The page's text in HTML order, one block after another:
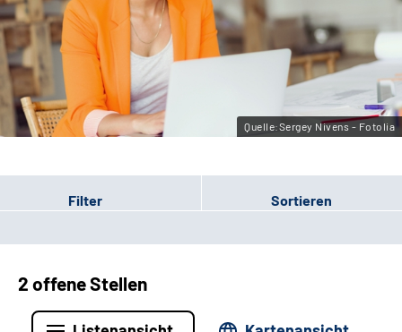
Suche
Leichte Sprache
Gebärdensprache
Quelle:Sergey Nivens - Fotolia
Filter Sortieren
2 offene Stellen